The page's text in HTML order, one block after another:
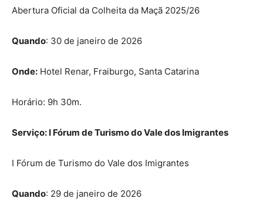
Abertura Oficial da Colheita da Maçã 2025/26
Quando: 30 de janeiro de 2026
Onde: Hotel Renar, Fraiburgo, Santa Catarina
Horário: 9h 30m.
Serviço: I Fórum de Turismo do Vale dos Imigrantes
I Fórum de Turismo do Vale dos Imigrantes
Quando: 29 de janeiro de 2026